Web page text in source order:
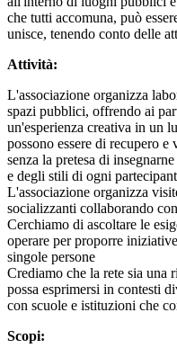
che tutti accomuna, può
unisce, tenendo conto delle
Attività:
L'associazione organizza
spazi pubblici, offrendo ai
un'esperienza creativa in un
possono essere di recupero
senza la pretesa di
e degli stili di ogni
L'associazione organizza
socializzanti collaborando
Cerchiamo di ascoltare le
operare per proporre
singole persone
Crediamo che la rete sia una
possa esprimersi in contesti
con scuole e istituzioni che
Scopi: